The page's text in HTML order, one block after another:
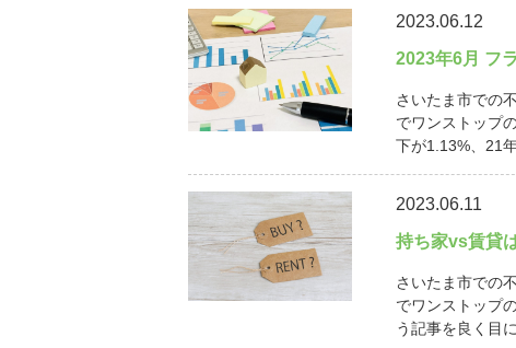
2023.06.12
2023年6月 フ
さいたま市での
でワンストップ
下が1.13%、21
2023.06.11
持ち家vs賃貸
さいたま市での
でワンストップ
う記事を良く目